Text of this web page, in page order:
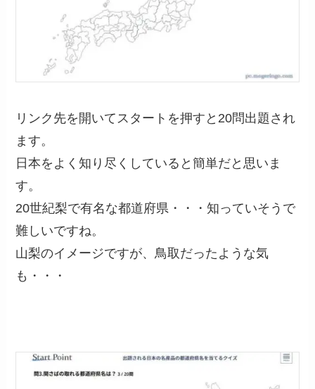
リンク先を開いてスタートを押すと20問出題され
ます。
日本をよく知り尽くしていると簡単だと思いま
す。
20世紀梨で有名な都道府県・・・知っていそうで
難しいですね。
山梨のイメージですが、鳥取だったような気
も・・・